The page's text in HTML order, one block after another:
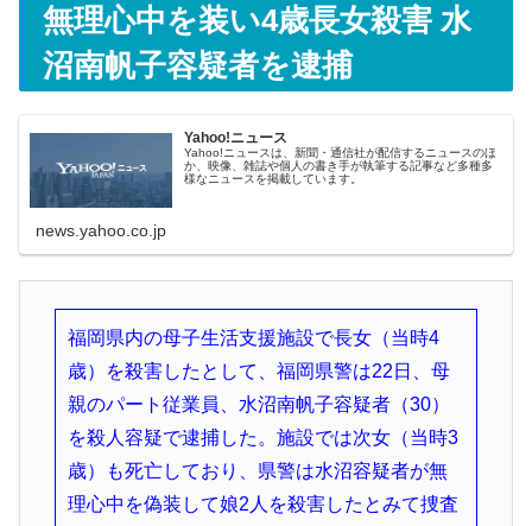
無理心中を装い4歳長女殺害 水
沼南帆子容疑者を逮捕
Yahoo!ニュース
Yahoo!ニュースは、新聞・通信社が配信するニュースのほ
か、映像、雑誌や個人の書き手が執筆する記事など多種多
様なニュースを掲載しています。
news.yahoo.co.jp
福岡県内の母子生活支援施設で長女（当時4
歳）を殺害したとして、福岡県警は22日、母
親のパート従業員、水沼南帆子容疑者（30）
を殺人容疑で逮捕した。施設では次女（当時3
歳）も死亡しており、県警は水沼容疑者が無
理心中を偽装して娘2人を殺害したとみて捜査